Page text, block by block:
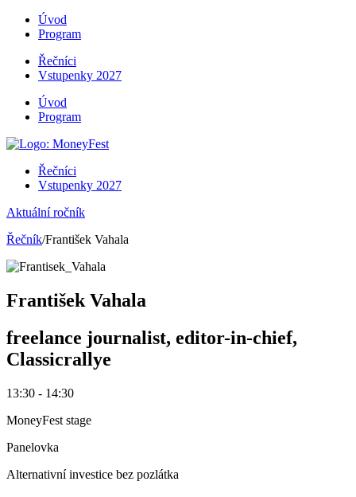
Úvod
Program
Řečníci
Vstupenky 2027
Úvod
Program
Řečníci
Vstupenky 2027
Aktuální ročník
Řečník/František Vahala
František Vahala
freelance journalist, editor-in-chief,
Classicrallye
13:30 - 14:30
MoneyFest stage
Panelovka
Alternativní investice bez pozlátka